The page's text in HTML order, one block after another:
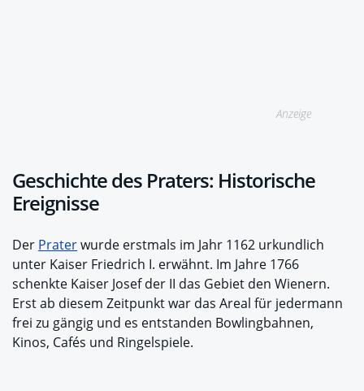
Anzeige
Geschichte des Praters: Historische
Ereignisse
Der Praterwurde erstmals im Jahr 1162 urkundlich
unter Kaiser Friedrich I. erwähnt. Im Jahre 1766
schenkte Kaiser Josef der II das Gebiet den Wienern.
Erst ab diesem Zeitpunkt war das Areal für jedermann
frei zu gängig und es entstanden Bowlingbahnen,
Kinos, Cafés und Ringelspiele.